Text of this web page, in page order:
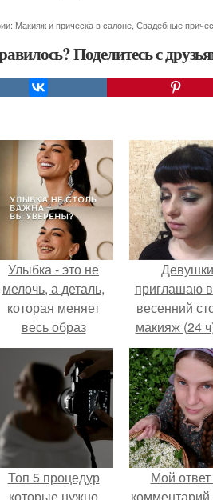
Макияж и прическа в салоне Свадебные
Поделитесь с
Улыбка - это не
мелочь, а деталь,
которая меняет
весь образ
человека.
приглашаю
весенний
макияж (24
Топ 5 процедур
Мой